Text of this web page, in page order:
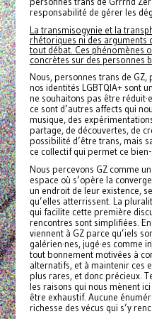
responsabilité de gérer les
La transmisogynie et la
rhétoriques ni des arguments
tout débat. Ces phénomènes
concrètes sur des personnes
Nous, personnes trans de
nos identités LGBTQIA+ sont
ne souhaitons pas être
ce sont d’autres affects qui
musique, des
partage, de découvertes, de
possibilité d’être trans, mais
ce collectif qui permet ce
Nous percevons GZ comme
espace où s’opère la
un endroit de leur existence,
qu’elles atterrissent. La
qui facilite cette première
rencontres sont simplifiées.
viennent à GZ parce qu’iels
galérien·nes, jugé·es comme
tout bonnement motivées à
alternatifs, et à maintenir ces
plus rares, et donc précieux.
les raisons qui nous mènent
être exhaustif. Aucune
richesse des vécus qui s’y